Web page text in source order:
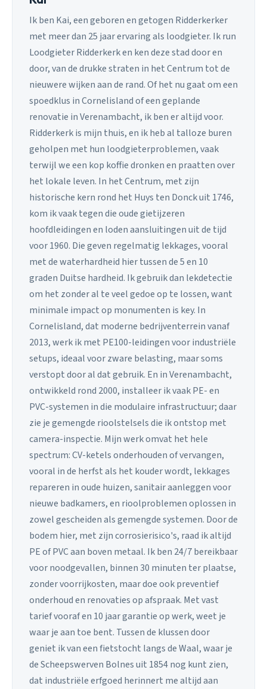
Ik ben Kai, een geboren en getogen Ridderkerker
met meer dan 25 jaar ervaring als loodgieter. Ik run
Loodgieter Ridderkerk en ken deze stad door en
door, van de drukke straten in het Centrum tot de
nieuwere wijken aan de rand. Of het nu gaat om een
spoedklus in Cornelisland of een geplande
renovatie in Verenambacht, ik ben er altijd voor.
Ridderkerk is mijn thuis, en ik heb al talloze buren
geholpen met hun loodgieterproblemen, vaak
terwijl we een kop koffie dronken en praatten over
het lokale leven. In het Centrum, met zijn
historische kern rond het Huys ten Donck uit 1746,
kom ik vaak tegen die oude gietijzeren
hoofdleidingen en loden aansluitingen uit de tijd
voor 1960. Die geven regelmatig lekkages, vooral
met de waterhardheid hier tussen de 5 en 10
graden Duitse hardheid. Ik gebruik dan lekdetectie
om het zonder al te veel gedoe op te lossen, want
minimale impact op monumenten is key. In
Cornelisland, dat moderne bedrijventerrein vanaf
2013, werk ik met PE100-leidingen voor industriële
setups, ideaal voor zware belasting, maar soms
verstopt door al dat gebruik. En in Verenambacht,
ontwikkeld rond 2000, installeer ik vaak PE- en
PVC-systemen in die modulaire infrastructuur; daar
zie je gemengde rioolstelsels die ik ontstop met
camera-inspectie. Mijn werk omvat het hele
spectrum: CV-ketels onderhouden of vervangen,
vooral in de herfst als het kouder wordt, lekkages
repareren in oude huizen, sanitair aanleggen voor
nieuwe badkamers, en rioolproblemen oplossen in
zowel gescheiden als gemengde systemen. Door de
bodem hier, met zijn corrosierisico's, raad ik altijd
PE of PVC aan boven metaal. Ik ben 24/7 bereikbaar
voor noodgevallen, binnen 30 minuten ter plaatse,
zonder voorrijkosten, maar doe ook preventief
onderhoud en renovaties op afspraak. Met vast
tarief vooraf en 10 jaar garantie op werk, weet je
waar je aan toe bent. Tussen de klussen door
geniet ik van een fietstocht langs de Waal, waar je
de Scheepswerven Bolnes uit 1854 nog kunt zien,
dat industriële erfgoed herinnert me altijd aan